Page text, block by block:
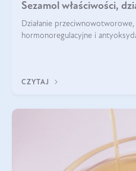
Sezamol właściwości,
Działanie
hormonoregulacyjne i
CZYTAJ